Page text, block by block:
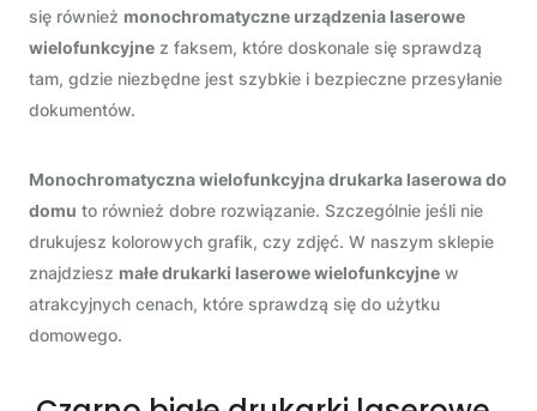
się również monochromatyczne urządzenia laserowe
wielofunkcyjne z faksem, które doskonale się sprawdzą
tam, gdzie niezbędne jest szybkie i bezpieczne przesyłanie
dokumentów.
Monochromatycznawielofunkcyjna drukarka laserowa do
domu to również dobre rozwiązanie. Szczególnie jeśli nie
drukujesz kolorowych grafik, czy zdjęć. W naszym sklepie
znajdziesz małe drukarki laserowe wielofunkcyjne w
atrakcyjnych cenach, które sprawdzą się do użytku
domowego.